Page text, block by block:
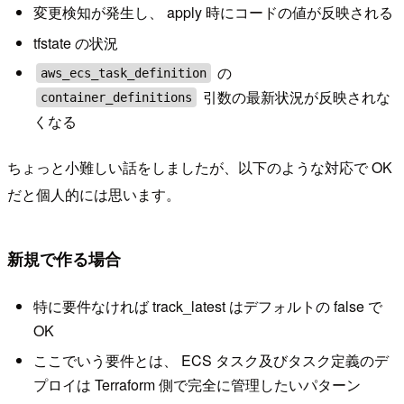
変更検知が発生し、 apply 時にコードの値が反映される
tfstate の状況
aws_ecs_task_definition の
container_definitions
引数の最新状況が反映されな
くなる
ちょっと小難しい話をしましたが、以下のような対応で OK
だと個人的には思います。
新規で作る場合
特に要件なければ track_latest はデフォルトの false で
OK
ここでいう要件とは、 ECS タスク及びタスク定義のデ
プロイは Terraform 側で完全に管理したいパターン